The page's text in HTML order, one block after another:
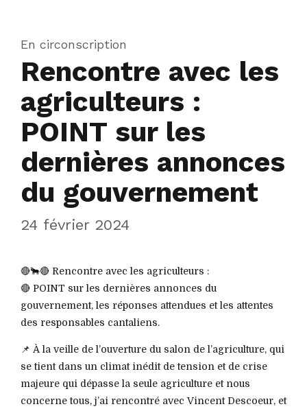
En circonscription
Rencontre avec les
agriculteurs :
POINT sur les
dernières annonces
du gouvernement
24 février 2024
🔴🐂🔴 Rencontre avec les agriculteurs :
🔴 POINT sur les dernières annonces du
gouvernement, les réponses attendues et les attentes
des responsables cantaliens.
📌 À la veille de l’ouverture du salon de l’agriculture, qui
se tient dans un climat inédit de tension et de crise
majeure qui dépasse la seule agriculture et nous
concerne tous, j’ai rencontré avec Vincent Descoeur, et